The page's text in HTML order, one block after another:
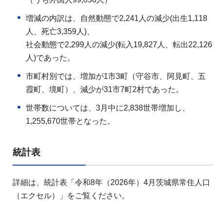
増減の内訳は、自然動態で2,241人の減少(出生1,118
人、死亡3,359人)、
社会動態で2,299人の減少(転入19,827人、転出22,126
人)であった。
市町村別では、増加が1市3町（守谷市、阿見町、五
霞町、境町）、減少が31市7町2村であった。
世帯数については、3月中に2,838世帯増加し、
1,255,670世帯となった。
統計表
詳細は、統計表「令和8年（2026年）4月茨城県常住人口
（エクセル）」をご覧ください。